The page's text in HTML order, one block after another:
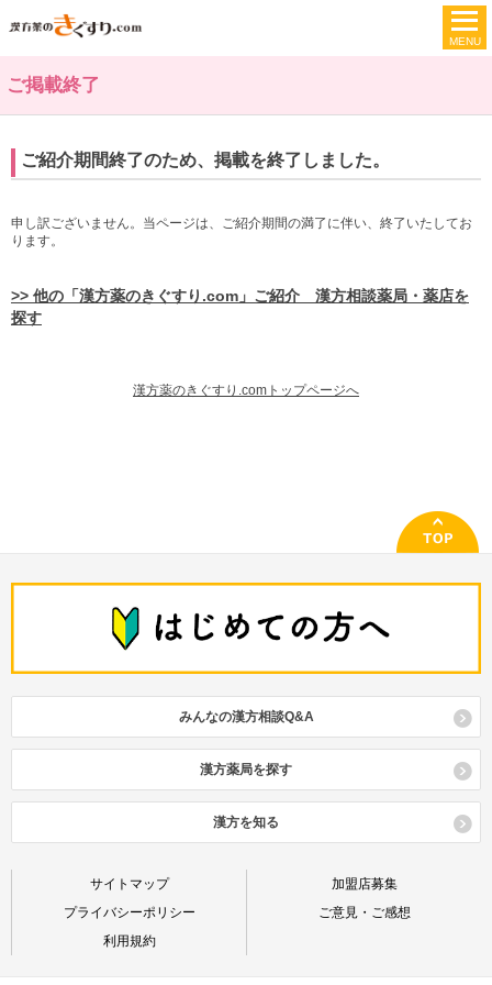
ご掲載終了
ご紹介期間終了のため、掲載を終了しました。
申し訳ございません。当ページは、ご紹介期間の満了に伴い、終了いたしてお
ります。
>> 他の「漢方薬のきぐすり.com」ご紹介 漢方相談薬局・薬店を
探す
漢方薬のきぐすり.comトップページへ
みんなの漢方相談Q&A
漢方薬局を探す
漢方を知る
サイトマップ
プライバシーポリシー
利用規約
加盟店募集
ご意見・ご感想